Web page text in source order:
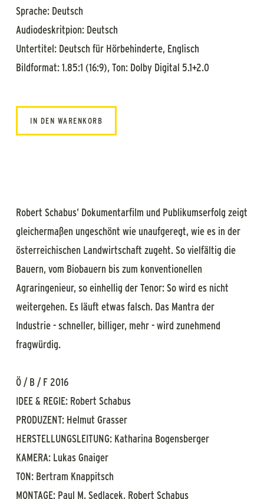
Sprache: Deutsch
Audiodeskritpion: Deutsch
Untertitel: Deutsch für Hörbehinderte, Englisch
Bildformat: 1.85:1 (16:9), Ton: Dolby Digital 5.1+2.0
IN DEN WARENKORB
Robert Schabus’ Dokumentarfilm und Publikumserfolg zeigt
gleichermaßen ungeschönt wie unaufgeregt, wie es in der
österreichischen Landwirtschaft zugeht. So vielfältig die
Bauern, vom Biobauern bis zum konventionellen
Agraringenieur, so einhellig der Tenor: So wird es nicht
weitergehen. Es läuft etwas falsch. Das Mantra der
Industrie - schneller, billiger, mehr - wird zunehmend
fragwürdig.
Ö / B / F 2016
IDEE & REGIE: Robert Schabus
PRODUZENT: Helmut Grasser
HERSTELLUNGSLEITUNG: Katharina Bogensberger
KAMERA: Lukas Gnaiger
TON: Bertram Knappitsch
MONTAGE: Paul M. Sedlacek, Robert Schabus